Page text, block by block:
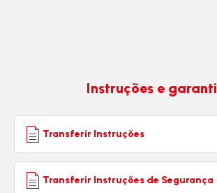
Instruções e
Transferir Instruções
Transferir Instruções de Segurança